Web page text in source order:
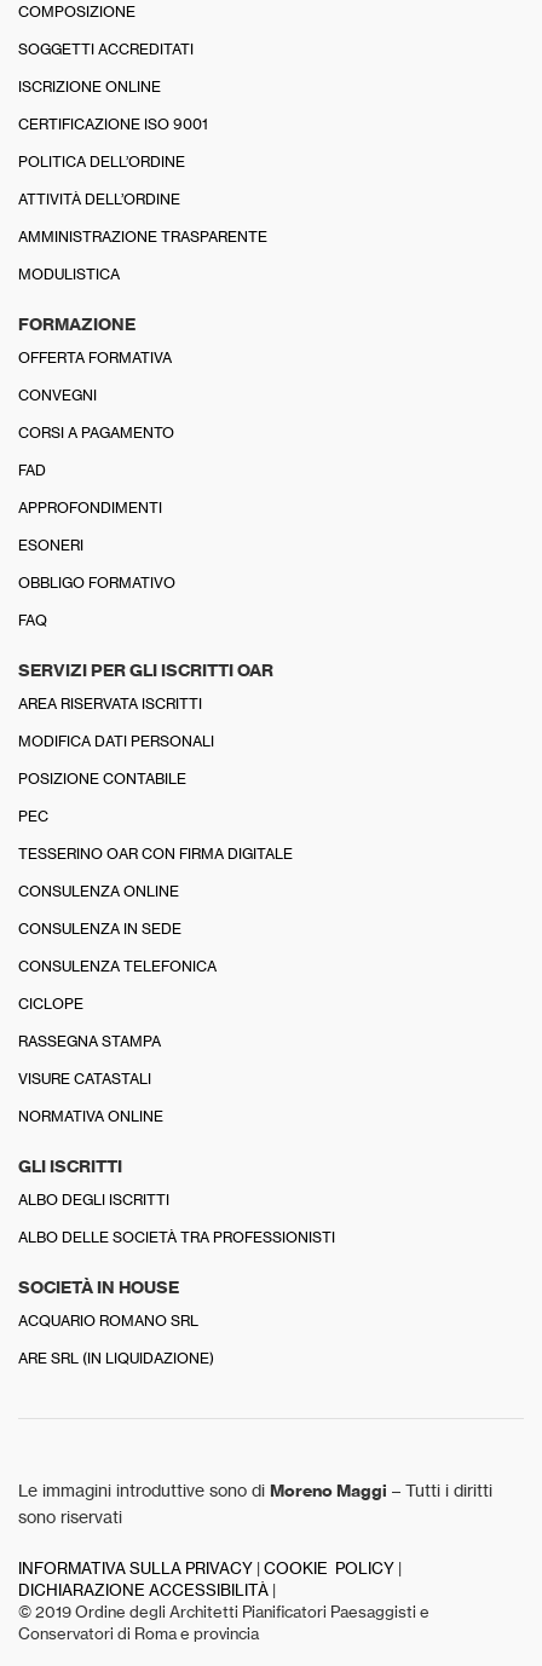
COMPOSIZIONE
SOGGETTI ACCREDITATI
ISCRIZIONE ONLINE
CERTIFICAZIONE ISO 9001
POLITICA DELL’ORDINE
ATTIVITÀ DELL’ORDINE
AMMINISTRAZIONE TRASPARENTE
MODULISTICA
FORMAZIONE
OFFERTA FORMATIVA
CONVEGNI
CORSI A PAGAMENTO
FAD
APPROFONDIMENTI
ESONERI
OBBLIGO FORMATIVO
FAQ
SERVIZI PER GLI ISCRITTI OAR
AREA RISERVATA ISCRITTI
MODIFICA DATI PERSONALI
POSIZIONE CONTABILE
PEC
TESSERINO OAR CON FIRMA DIGITALE
CONSULENZA ONLINE
CONSULENZA IN SEDE
CONSULENZA TELEFONICA
CICLOPE
RASSEGNA STAMPA
VISURE CATASTALI
NORMATIVA ONLINE
GLI ISCRITTI
ALBO DEGLI ISCRITTI
ALBO DELLE SOCIETÀ TRA PROFESSIONISTI
SOCIETÀ IN HOUSE
ACQUARIO ROMANO SRL
ARE SRL (IN LIQUIDAZIONE)
Le immagini introduttive sono di Moreno Maggi – Tutti i diritti
sono riservati
INFORMATIVA SULLA PRIVACY COOKIE POLICY
DICHIARAZIONE ACCESSIBILITÀ
© 2019 Ordine degli Architetti Pianificatori Paesaggisti e
Conservatori di Roma e provincia